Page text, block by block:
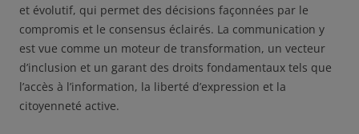
et évolutif, qui permet des décisions façonnées par le
compromis et le consensus éclairés. La communication y
est vue comme un moteur de transformation, un vecteur
d’inclusion et un garant des droits fondamentaux tels que
l’accès à l’information, la liberté d’expression et la
citoyenneté active.